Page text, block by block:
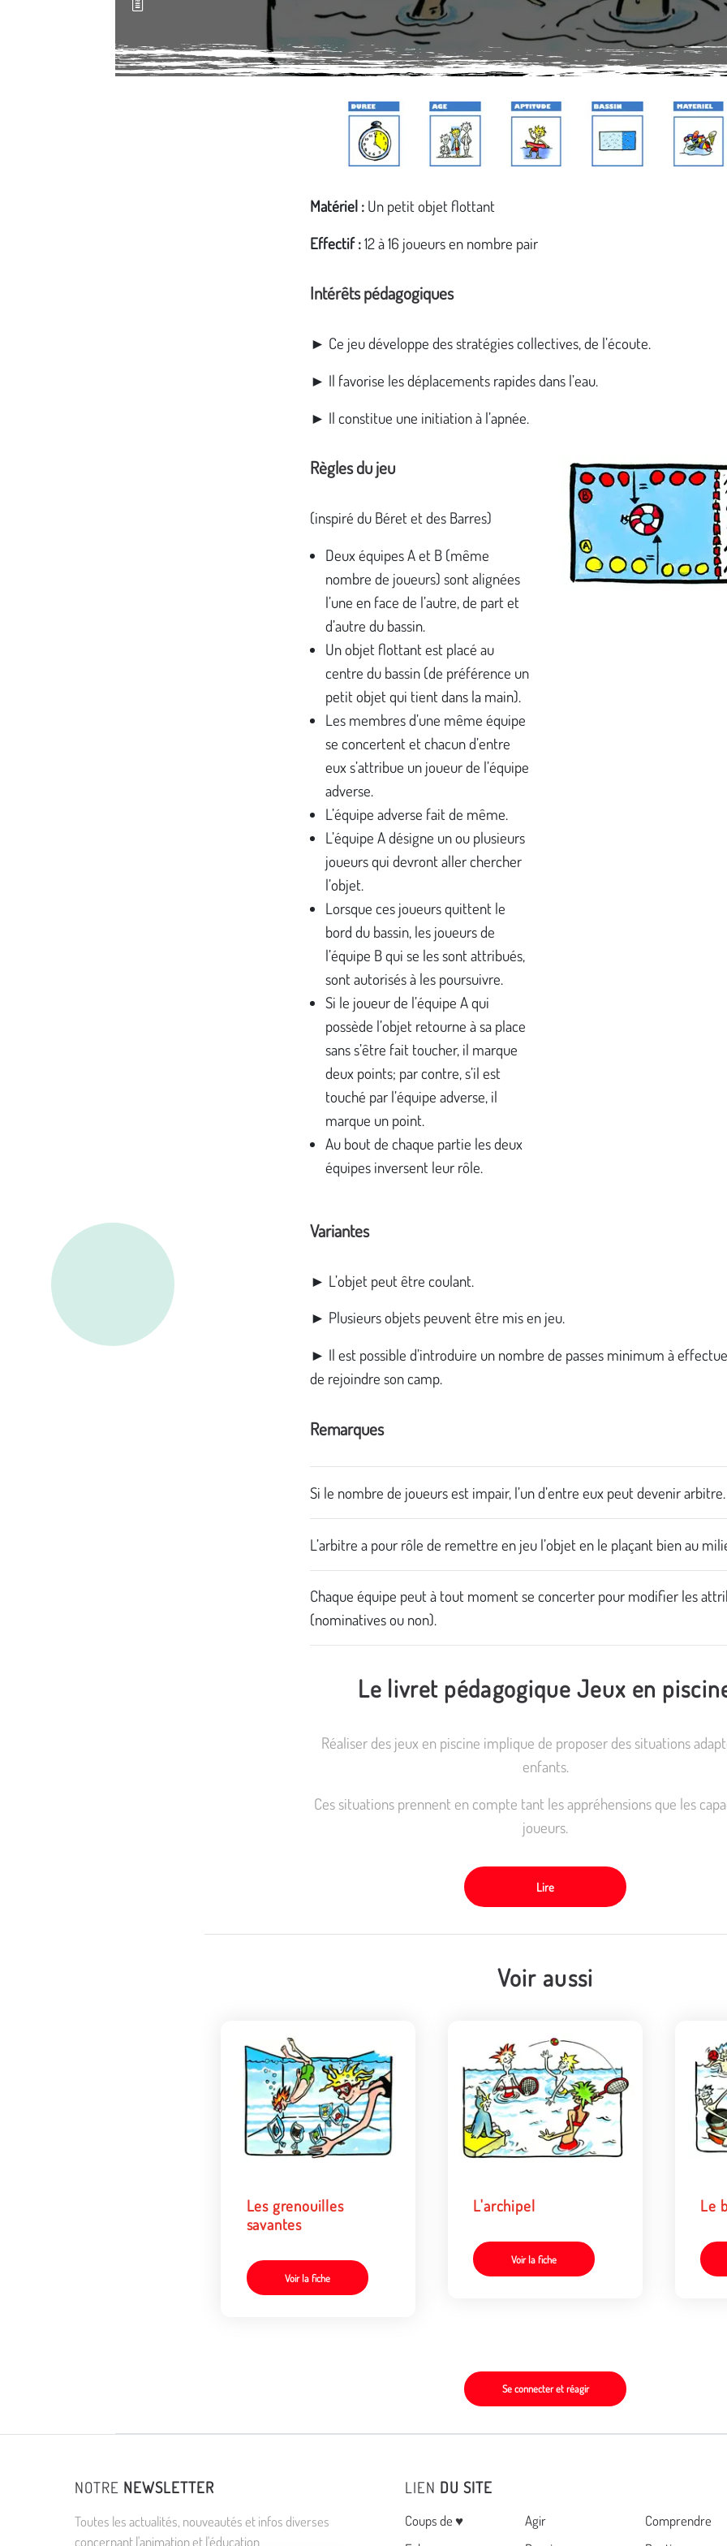
Matériel : Un petit objet flottant
Effectif :12 à 16 joueurs en nombre pair
Intérêts pédagogiques
► Ce jeu développe des stratégies collectives, de l’écoute.
► Il favorise les déplacements rapides dans l’eau.
► Il constitue une initiation à l’apnée.
Règles du jeu
(inspiré du Béret et des Barres)
Deux équipes A et B (même
nombre de joueurs) sont alignées
l’une en face de l’autre, de part et
d’autre du bassin.
Un objet flottant est placé au
centre du bassin (de préférence un
petit objet qui tient dans la main).
Les membres d’une même équipe
se concertent et chacun d’entre
eux s’attribue un joueur de l’équipe
adverse.
L’équipe adverse fait de même.
L’équipe A désigne un ou plusieurs
joueurs qui devront aller chercher
l’objet.
Lorsque ces joueurs quittent le
bord du bassin, les joueurs de
l’équipe B qui se les sont attribués,
sont autorisés à les poursuivre.
Si le joueur de l’équipe A qui
possède l’objet retourne à sa place
sans s’être fait toucher, il marque
deux points; par contre, s’il est
touché par l’équipe adverse, il
marque un point.
Au bout de chaque partie les deux
équipes inversent leur rôle.
Variantes
► L’objet peut être coulant.
► Plusieurs objets peuvent être mis en jeu.
► Il est possible d’introduire un nombre de passes minimum à
de rejoindre son camp.
Remarques
Si le nombre de joueurs est impair, l’un d’entre eux peut devenir arbitre.
L’arbitre a pour rôle de remettre en jeu l’objet en le plaçant bien au
Chaque équipe peut à tout moment se concerter pour modifier les
(nominatives ou non).
Le livret pédagogique Jeux en
Réaliser des jeux en piscine implique de proposer des situations
enfants.
Ces situations prennent en compte tant les appréhensions que les
joueurs.
Lire
Voir aussi
Les grenouilles
savantes
Voir la fiche
L'archipel
Voir la fiche
Le
Se connecter et réagir
NOTRE NEWSLETTER
Toutes les actualités, nouveautés et infos diverses
concernant l'animation et l'éducation
LIEN DU SITE
Menu
Coups de ♥ Agir
Comprendre